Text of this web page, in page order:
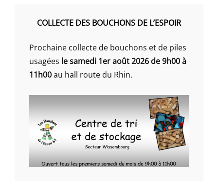
COLLECTE DES BOUCHONS DE L’ESPOIR
Prochaine collecte de bouchons et de piles
usagées le samedi 1er août 2026 de 9h00 à
11h00au hall route du Rhin.